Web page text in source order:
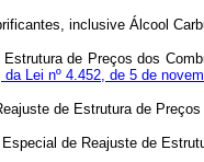
inclusive Álcool
de Preços dos
Lei nº 4.452, de 5 de
de Estrutura de
de Reajuste de